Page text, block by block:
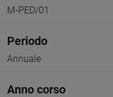
M-PED/01
Periodo
Annuale
Anno corso